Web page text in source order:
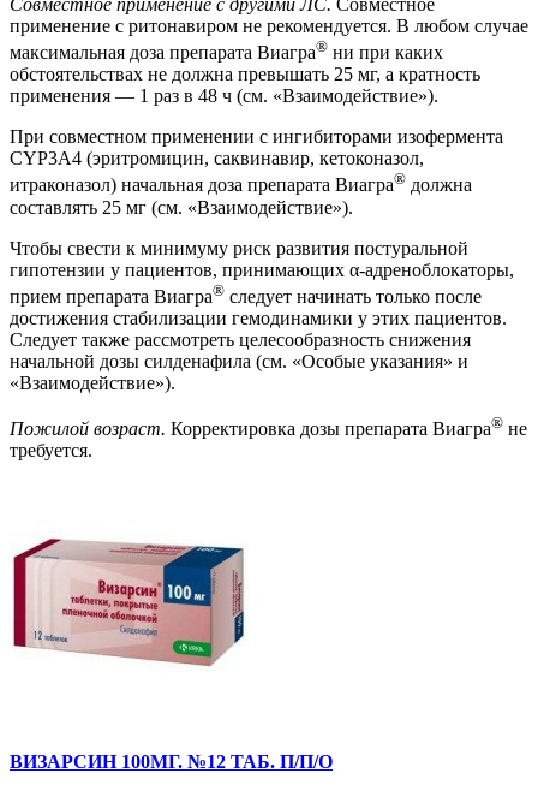
применение с ритонавиром не рекомендуется. В любом случае
максимальная доза препарата Виагра® ни при каких
обстоятельствах не должна превышать 25 мг, а кратность
применения — 1 раз в 48 ч (см. «Взаимодействие»).
При совместном применении с ингибиторами изофермента
CYP3A4 (эритромицин, саквинавир, кетоконазол,
итраконазол) начальная доза препарата Виагра® должна
составлять 25 мг (см. «Взаимодействие»).
Чтобы свести к минимуму риск развития постуральной
гипотензии у пациентов, принимающих α-адреноблокаторы,
прием препарата Виагра® следует начинать только после
достижения стабилизации гемодинамики у этих пациентов.
Следует также рассмотреть целесообразность снижения
начальной дозы силденафила (см. «Особые указания» и
«Взаимодействие»).
Пожилой возраст. Корректировка дозы препарата Виагра® не
требуется.
ВИЗАРСИН 100МГ. №12 ТАБ. П/П/О